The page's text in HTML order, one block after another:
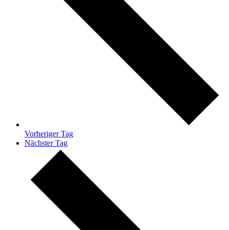
Vorheriger Tag
Nächster Tag